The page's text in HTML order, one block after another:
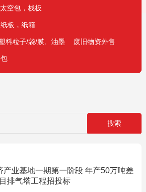
空包，栈板
板，纸箱
料粒子/袋/膜、油墨 废旧物资外售
产业基地一期第一阶段 年产50万吨差
排气塔工程招投标